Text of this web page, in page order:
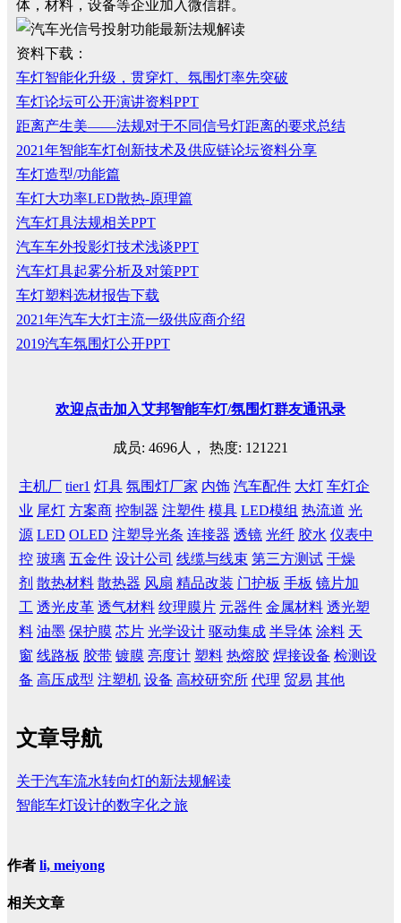
体，材料，设备等企业加入微信群。
资料下载：
车灯智能化升级，贯穿灯、氛围灯率先突破
车灯论坛可公开演讲资料PPT
距离产生美——法规对于不同信号灯距离的要求总结
2021年智能车灯创新技术及供应链论坛资料分享
车灯造型/功能篇
车灯大功率LED散热-原理篇
汽车灯具法规相关PPT
汽车车外投影灯技术浅谈PPT
汽车灯具起雾分析及对策PPT
车灯塑料选材报告下载
2021年汽车大灯主流一级供应商介绍
2019汽车氛围灯公开PPT
欢迎点击加入艾邦智能车灯/氛围灯群友通讯录
成员: 4696人， 热度: 121221
主机厂 tier1 灯具 氛围灯厂家 内饰 汽车配件 大灯 车灯企
业 尾灯 方案商 控制器 注塑件 模具 LED模组 热流道 光
源 LED OLED 注塑导光条 连接器 透镜 光纤 胶水 仪表中
控 玻璃 五金件 设计公司 线缆与线束 第三方测试 干燥
剂 散热材料 散热器 风扇 精品改装 门护板 手板 镜片加
工 透光皮革 透气材料 纹理膜片 元器件 金属材料 透光塑
料 油墨 保护膜 芯片 光学设计 驱动集成 半导体 涂料 天
窗 线路板 胶带 镀膜 亮度计 塑料 热熔胶 焊接设备 检测设
备 高压成型 注塑机 设备 高校研究所 代理 贸易 其他
文章导航
关于汽车流水转向灯的新法规解读
智能车灯设计的数字化之旅
作者 li, meiyong
相关文章